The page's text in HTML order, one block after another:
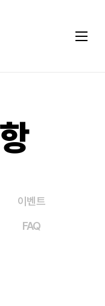
이벤트
FAQ